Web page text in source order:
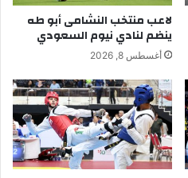
لاعب منتخب النشامى أبو طه
ينضم لنادي نيوم السعودي
أغسطس 8, 2026